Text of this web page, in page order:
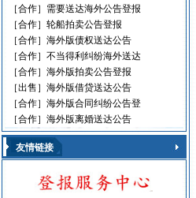
减资公告 挂失声明
股份转让 政府通文
判决公告 律师声明
通告广告 企业注销
维权公告 解除声明
迁址公告 法院公告
开庭传票 海事文书
［合作］ 需要送达海外公告登报
［合作］轮船拍卖公告登报
［合作］海外版债权送达公告
［合作］不当得利纠纷海外送达
［合作］海外版拍卖公告登报
［出售］海外版借贷送达公告
［合作］海外版合同纠纷公告登
［合作］海外版离婚送达公告
友情链接